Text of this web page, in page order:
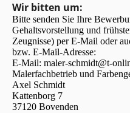
Wir bitten um:
Bitte senden Sie Ihre
Gehaltsvorstellung und
Zeugnisse) per E-Mail oder
bzw. E-Mail-Adresse:
E-Mail: maler-schmidt@t-
Malerfachbetrieb und
Axel Schmidt
Kattenborg 7
37120 Bovenden